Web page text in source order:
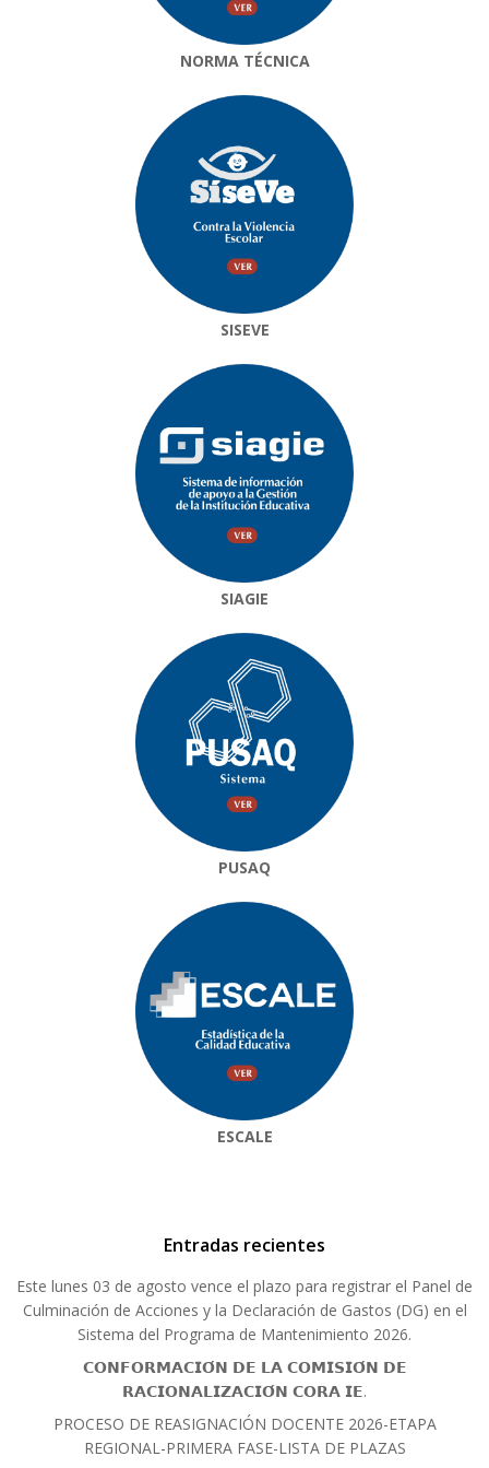
NORMA TÉCNICA
SISEVE
SIAGIE
PUSAQ
ESCALE
Entradas recientes
Este lunes 03 de agosto vence el plazo para registrar el Panel de
Culminación de Acciones y la Declaración de Gastos (DG) en el
Sistema del Programa de Mantenimiento 2026.
𝗖𝗢𝗡𝗙𝗢𝗥𝗠𝗔𝗖𝗜𝗢́𝗡 𝗗𝗘 𝗟𝗔 𝗖𝗢𝗠𝗜𝗦𝗜𝗢́𝗡 𝗗𝗘
𝗥𝗔𝗖𝗜𝗢𝗡𝗔𝗟𝗜𝗭𝗔𝗖𝗜𝗢́𝗡 𝗖𝗢𝗥𝗔 𝗜𝗘.
PROCESO DE REASIGNACIÓN DOCENTE 2026-ETAPA
REGIONAL-PRIMERA FASE-LISTA DE PLAZAS